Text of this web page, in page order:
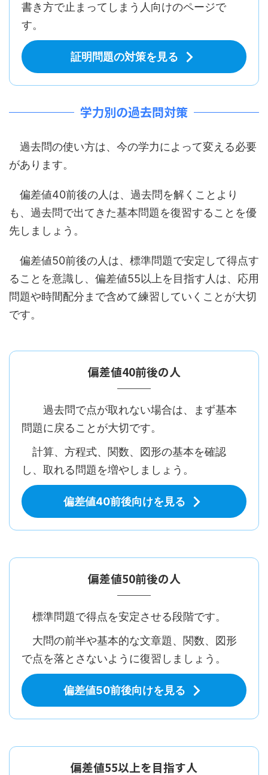
書き方で止まってしまう人向けのページで
す。
証明問題の対策を見る
学力別の過去問対策
過去問の使い方は、今の学力によって変える必要
があります。
偏差値40前後の人は、過去問を解くことより
も、過去問で出てきた基本問題を復習することを優
先しましょう。
偏差値50前後の人は、標準問題で安定して得点す
ることを意識し、偏差値55以上を目指す人は、応用
問題や時間配分まで含めて練習していくことが大切
です。
偏差値40前後の人
過去問で点が取れない場合は、まず基本
問題に戻ることが大切です。
計算、方程式、関数、図形の基本を確認
し、取れる問題を増やしましょう。
偏差値40前後向けを見る
偏差値50前後の人
標準問題で得点を安定させる段階です。
大問の前半や基本的な文章題、関数、図形
で点を落とさないように復習しましょう。
偏差値50前後向けを見る
偏差値55以上を目指す人